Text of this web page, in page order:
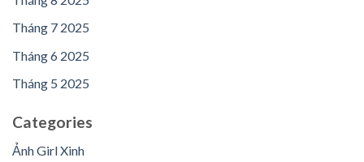
Tháng 7 2025
Tháng 6 2025
Tháng 5 2025
Categories
Ảnh Girl Xinh